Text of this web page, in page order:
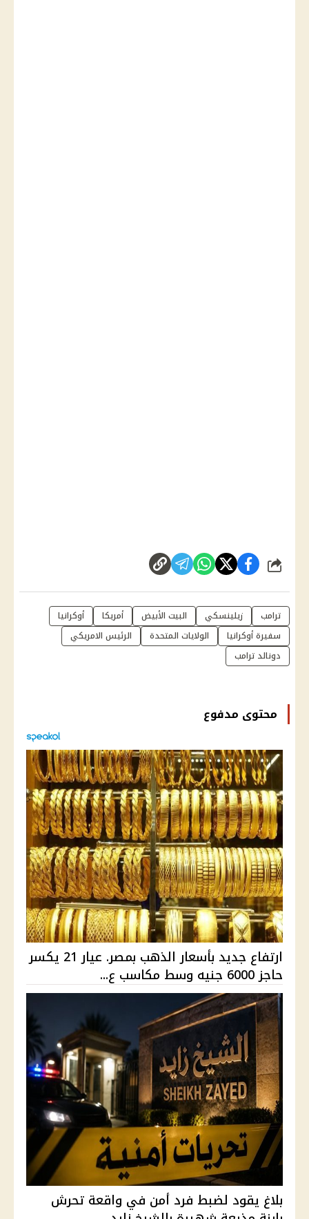
شارك
ترامب زيلينسكي البيت الأبيض أمريكا
أوكرانيا
سفيرة أوكرانيا
الولايات المتحدة
الرئيس الامريكي
دونالد ترامب
محتوى مدفوع
ارتفاع جديد بأسعار الذهب بمصر. عيار 21 يكسر
حاجز 6000 جنيه وسط مكاسب ع...
بلاغ يقود لضبط فرد أمن في واقعة تحرش